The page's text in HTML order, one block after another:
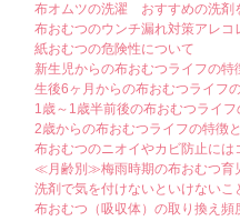
布オムツの洗濯 おすすめの洗剤
布おむつのウンチ漏れ対策アレコ
紙おむつの危険性について
新生児からの布おむつライフの特
生後6ヶ月からの布おむつライフ
1歳～1歳半前後の布おむつライフ
2歳からの布おむつライフの特徴
布おむつのニオイやカビ防止には
≪月齢別≫梅雨時期の布おむつ育
洗剤で気を付けないといけないこ
布おむつ（吸収体）の取り換え頻